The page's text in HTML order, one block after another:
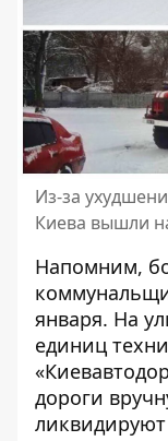
Из-за
Киева вышли
Напомним,
января. На
единиц
дороги